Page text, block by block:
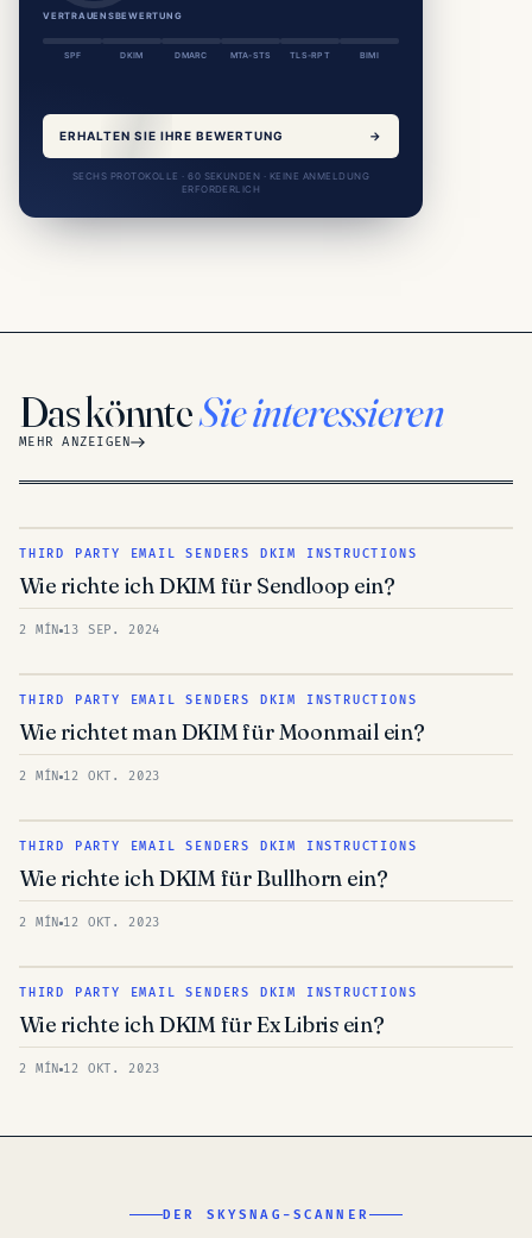
VERTRAUENSBEWERTUNG
SPF DKIM DMARC MTA-STS TLS-RPT BIMI
ERHALTEN SIE IHRE BEWERTUNG →
SECHS PROTOKOLLE · 60 SEKUNDEN · KEINE ANMELDUNG
ERFORDERLICH
Das könnteSie interessieren
MEHR ANZEIGEN
THIRD PARTY EMAIL SENDERS DKIM INSTRUCTIONS
Wie richte ich DKIM für Sendloop ein?
2 MÍN 13 SEP. 2024
THIRD PARTY EMAIL SENDERS DKIM INSTRUCTIONS
Wie richtet man DKIM für Moonmail ein?
2 MÍN 12 OKT. 2023
THIRD PARTY EMAIL SENDERS DKIM INSTRUCTIONS
Wie richte ich DKIM für Bullhorn ein?
2 MÍN 12 OKT. 2023
THIRD PARTY EMAIL SENDERS DKIM INSTRUCTIONS
Wie richte ich DKIM für Ex Libris ein?
2 MÍN 12 OKT. 2023
DER SKYSNAG-SCANNER